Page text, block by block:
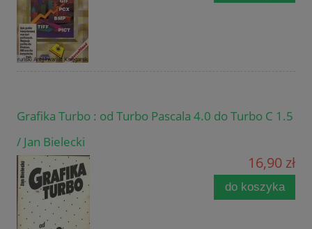
Grafika Turbo : od Turbo Pascala 4.0 do Turbo C 1.5
/ Jan Bielecki
16,90 zł
do koszyka